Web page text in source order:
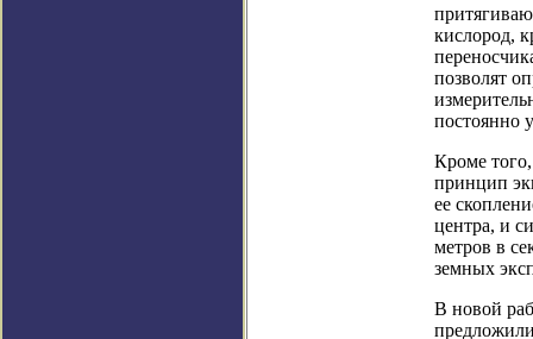
кислород,
позволят
постоянно
Кроме
принцип
ее
центра, и
метров в
земных
В новой